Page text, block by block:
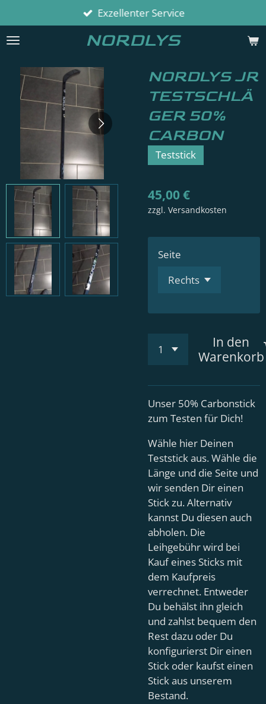
Hauptinhalt
springen
NORDLYS
Exzellenter Service
NORDLYS JR
TESTSCHLÄ
GER 50%
CARBON
Teststick
45,00 €
zzgl. Versandkosten
Seite
In den
Warenkorb
Unser 50% Carbonstick
zum Testen für Dich!
Wähle hier Deinen
Teststick aus. Wähle die
Länge und die Seite und
wir senden Dir einen
Stick zu. Alternativ
kannst Du diesen auch
abholen. Die
Leihgebühr wird bei
Kauf eines Sticks mit
dem Kaufpreis
verrechnet. Entweder
Du behälst ihn gleich
und zahlst bequem den
Rest dazu oder Du
konfigurierst Dir einen
Stick oder kaufst einen
Stick aus unserem
Bestand.